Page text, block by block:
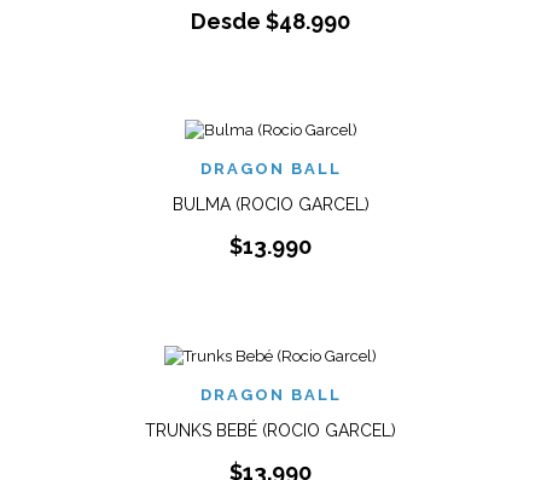
Desde $48.990
DRAGON BALL
BULMA (ROCIO GARCEL)
$13.990
DRAGON BALL
TRUNKS BEBÉ (ROCIO GARCEL)
$13.990